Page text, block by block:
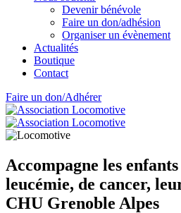
Devenir bénévole
Faire un don/adhésion
Organiser un évènement
Actualités
Boutique
Contact
Faire un don/Adhérer
Accompagne les
leucémie, de cancer,
CHU Grenoble Alpes